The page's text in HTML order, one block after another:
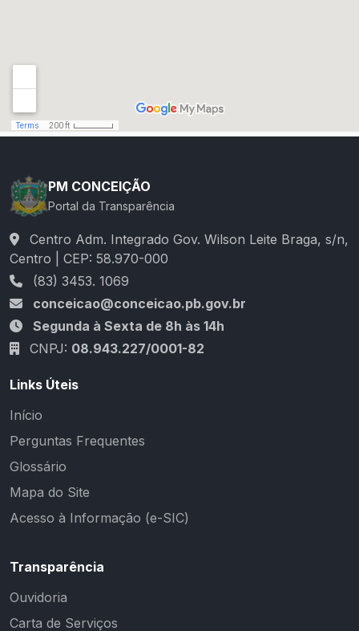
PM CONCEIÇÃO
Portal da Transparência
Centro Adm. Integrado Gov. Wilson Leite Braga, s/n,
Centro | CEP: 58.970-000
(83) 3453. 1069
conceicao@conceicao.pb.gov.br
Segunda à Sexta de 8h às 14h
CNPJ: 08.943.227/0001-82
Links Úteis
Início
Perguntas Frequentes
Glossário
Mapa do Site
Acesso à Informação (e-SIC)
Transparência
Ouvidoria
Carta de Serviços